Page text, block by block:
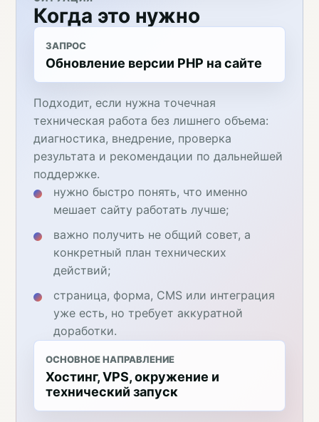
Когда это нужно
ЗАПРОС
Обновление версии PHP на сайте
Подходит, если нужна точечная
техническая работа без лишнего объема:
диагностика, внедрение, проверка
результата и рекомендации по дальнейшей
поддержке.
нужно быстро понять, что именно
мешает сайту работать лучше;
важно получить не общий совет, а
конкретный план технических
действий;
страница, форма, CMS или интеграция
уже есть, но требует аккуратной
доработки.
ОСНОВНОЕ НАПРАВЛЕНИЕ
Хостинг, VPS, окружение и
технический запуск